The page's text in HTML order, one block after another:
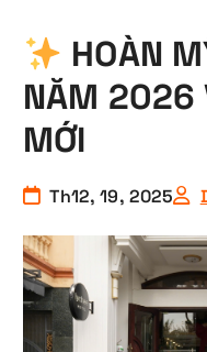
HOÀN
NĂM 2026
MỚI
Th12, 19, 2025